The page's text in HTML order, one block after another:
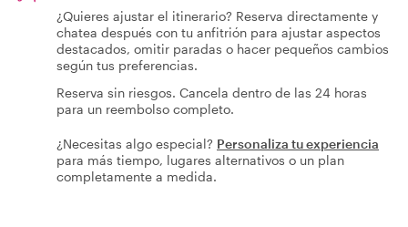
¿Quieres ajustar el itinerario? Reserva directamente y
chatea después con tu anfitrión para ajustar aspectos
destacados, omitir paradas o hacer pequeños cambios
según tus preferencias.
Reserva sin riesgos. Cancela dentro de las 24 horas
para un reembolso completo.
¿Necesitas algo especial? Personaliza tu experiencia
para más tiempo, lugares alternativos o un plan
completamente a medida.